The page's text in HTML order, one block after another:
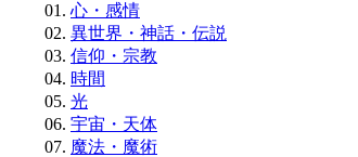
心・感情
異世界・神話・伝説
信仰・宗教
時間
光
宇宙・天体
魔法・魔術